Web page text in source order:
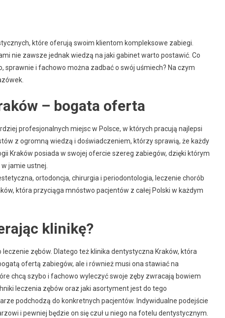
które oferują swoim klientom kompleksowe zabiegi.
nie zawsze jednak wiedzą na jaki gabinet warto postawić. Co
sprawnie i fachowo można zadbać o swój uśmiech? Na czym
– bogata oferta
profesjonalnych miejsc w Polsce, w których pracują najlepsi
z ogromną wiedzą i doświadczeniem, którzy sprawią, że każdy
Kraków posiada w swojej ofercie szereg zabiegów, dzięki którym
jamie ustnej.
ortodoncja, chirurgia i periodontologia, leczenie chorób
która przyciąga mnóstwo pacjentów z całej Polski w każdym
klinikę?
zębów. Dlatego też klinika dentystyczna Kraków, która
ofertą zabiegów, ale i również musi ona stawiać na
chcą szybo i fachowo wyleczyć swoje zęby zwracają bowiem
leczenia zębów oraz jaki asortyment jest do tego
podchodzą do konkretnych pacjentów. Indywidualne podejście
i pewniej będzie on się czuł u niego na fotelu dentystycznym.